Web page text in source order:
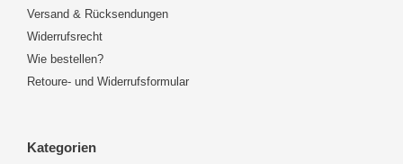
Versand & Rücksendungen
Widerrufsrecht
Wie bestellen?
Retoure- und Widerrufsformular
Kategorien